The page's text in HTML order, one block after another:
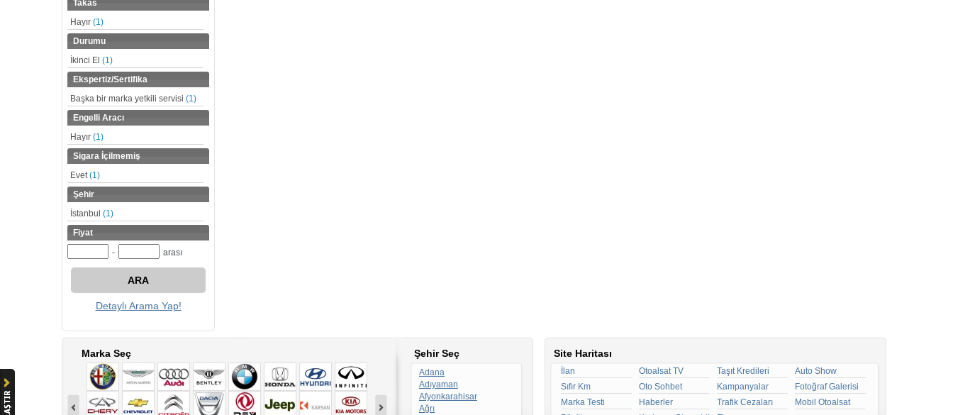
Takas
Hayır (1)
Durumu
İkinci El (1)
Ekspertiz/Sertifika
Başka bir marka yetkili servisi (1)
Engelli Aracı
Hayır (1)
Sigara İçilmemiş
Evet(1)
Şehir
İstanbul (1)
Fiyat
-
arası
ARA
Detaylı Arama Yap!
Marka Seç Şehir Seç
Adana
Adıyaman
Afyonkarahisar
Ağrı
Site Haritası
İlan
Sıfır Km
Marka Testi
Otoalsat TV
Oto Sohbet
Haberler
Taşıt Kredileri
Kampanyalar
Trafik Cezaları
Auto Show
Fotoğraf Galerisi
Mobil Otoalsat